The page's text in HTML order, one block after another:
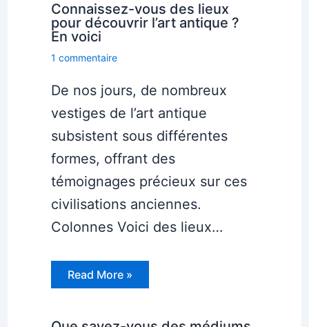
Connaissez-vous des lieux
pour découvrir l’art antique ?
En voici
1 commentaire
De nos jours, de nombreux
vestiges de l’art antique
subsistent sous différentes
formes, offrant des
témoignages précieux sur ces
civilisations anciennes.
Colonnes Voici des lieux…
Read More »